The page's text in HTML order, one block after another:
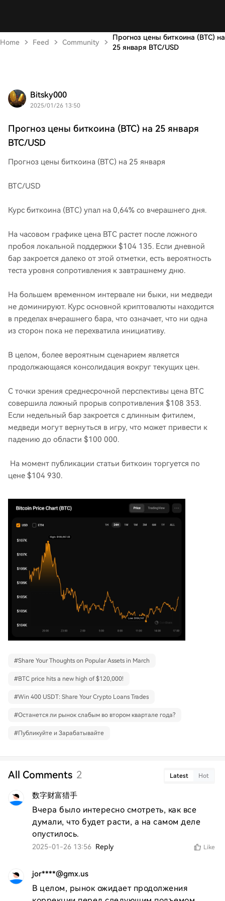
Home Feed Community
Прогноз цены биткоина (BTC) на
25 января BTC/USD
Bitsky000
2025/01/26 13:50
Прогноз цены биткоина (BTC) на 25 января
BTC/USD
Прогноз цены биткоина (BTC) на 25 января
BTC/USD
Курс биткоина (BTC) упал на 0,64% со вчерашнего дня.
На часовом графике цена BTC растет после ложного
пробоя локальной поддержки $104 135. Если дневной
бар закроется далеко от этой отметки, есть вероятность
теста уровня сопротивления к завтрашнему дню.
На большем временном интервале ни быки, ни медведи
не доминируют. Курс основной криптовалюты находится
в пределах вчерашнего бара, что означает, что ни одна
из сторон пока не перехватила инициативу.
В целом, более вероятным сценарием является
продолжающаяся консолидация вокруг текущих цен.
С точки зрения среднесрочной перспективы цена BTC
совершила ложный прорыв сопротивления $108 353.
Если недельный бар закроется с длинным фитилем,
медведи могут вернуться в игру, что может привести к
падению до области $100 000.
На момент публикации статьи биткоин торгуется по
цене $104 930.
#Share Your Thoughts on Popular Assets in March
#BTC price hits a new high of $120,000!
#Win 400 USDT: Share Your Crypto Loans Trades
#Останется ли рынок слабым во втором квартале года?
#Публикуйте и Зарабатывайте
All Comments 2 Latest Hot
数字财富猎手
Вчера было интересно смотреть, как все
думали, что будет расти, а на самом деле
опустилось.
2025-01-26 13:56 Reply Like
jor****@gmx.us
В целом, рынок ожидает продолжения